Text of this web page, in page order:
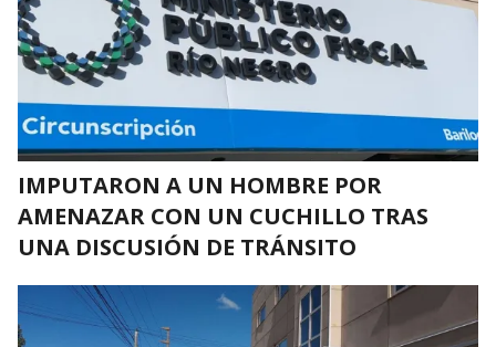
IMPUTARON A UN HOMBRE POR
AMENAZAR CON UN CUCHILLO TRAS
UNA DISCUSIÓN DE TRÁNSITO